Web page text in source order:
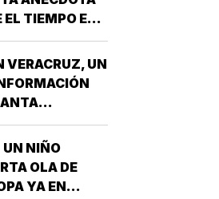
TIEMPO EN
RESIDENCIA
DE MÉXICO,
CUATRO
VERACRUZ, UN
AL
*ESTÁ A
EL TEMA
UN NIÑO
OLA DE
YA EN